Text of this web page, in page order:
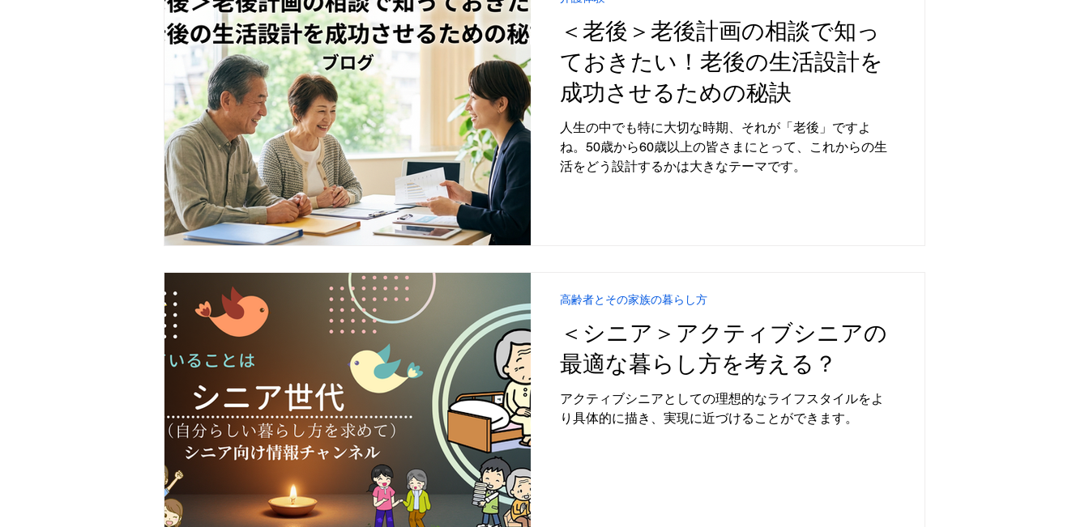
＜老後＞老後計画の相談で知っ
ておきたい！老後の生活設計を
成功させるための秘訣
人生の中でも特に大切な時期、それが「老後」ですよ
ね。50歳から60歳以上の皆さまにとって、これからの生
活をどう設計するかは大きなテーマです。
＜シニア＞アクティブシニアの
最適な暮らし方を考える？
アクティブシニアとしての理想的なライフスタイルをよ
り具体的に描き、実現に近づけることができます。
高齢者とその家族の暮らし方